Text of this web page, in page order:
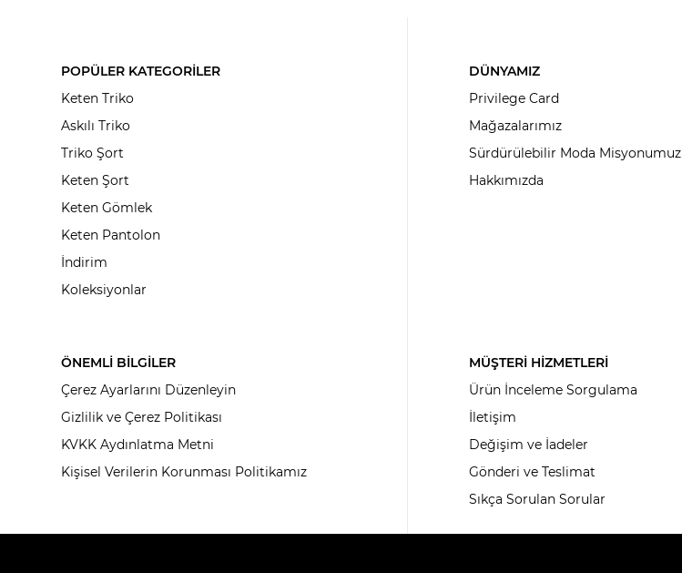
POPÜLER KATEGORİLER
Keten Triko
Askılı Triko
Triko Şort
Keten Şort
Keten Gömlek
Keten Pantolon
İndirim
Koleksiyonlar
DÜNYAMIZ
Privilege Card
Mağazalarımız
Sürdürülebilir Moda Misyonumuz
Hakkımızda
ÖNEMLİ BİLGİLER
Çerez Ayarlarını Düzenleyin
Gizlilik ve Çerez Politikası
KVKK Aydınlatma Metni
Kişisel Verilerin Korunması Politikamız
MÜŞTERİ HİZMETLERİ
Ürün İnceleme Sorgulama
İletişim
Değişim ve İadeler
Gönderi ve Teslimat
Sıkça Sorulan Sorular